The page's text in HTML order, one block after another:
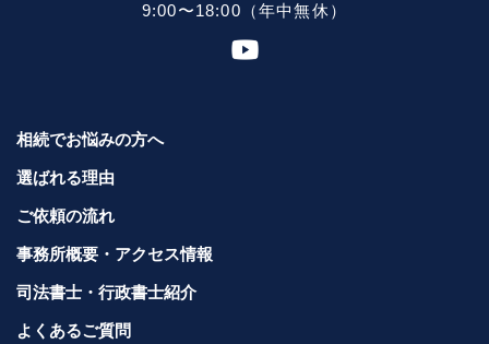
9:00〜18:00（年中無休）
相続でお悩みの方へ
選ばれる理由
ご依頼の流れ
事務所概要・アクセス情報
司法書士・行政書士紹介
よくあるご質問